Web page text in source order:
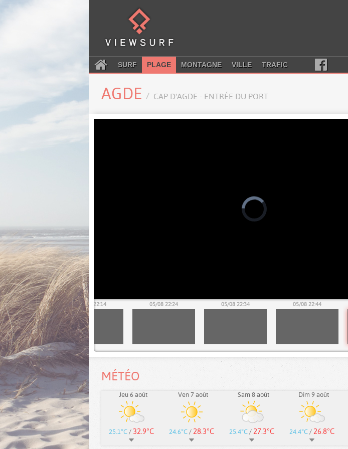
SURF PLAGE MONTAGNE VILLE TRAFIC
AGDE CAP D'AGDE - ENTRÉE DU PORT
05/08 22:04 05/08 22:14 05/08 22:24 05/08 22:34 05/08 22:44
MÉTÉO
Jeu 6 août
25.1°C / 32.9°C
Ven 7 août
24.6°C / 28.3°C
Sam 8 août
25.4°C / 27.3°C
Dim 9 août
24.4°C / 26.8°C